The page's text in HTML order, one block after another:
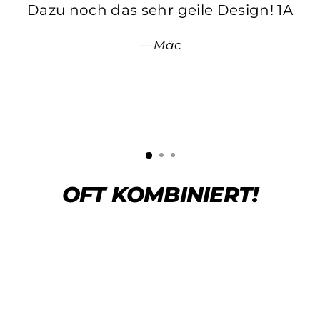
Dazu noch das sehr geile Design! 1A
Mäc
OFT KOMBINIERT!